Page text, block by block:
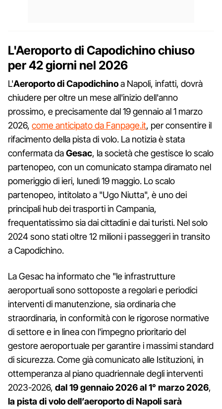
L'Aeroporto di Capodichino chiuso
per 42 giorni nel 2026
L'Aeroporto di Capodichinoa Napoli, infatti, dovrà
chiudere per oltre un mese all'inizio dell'anno
prossimo, e precisamente dal 19 gennaio al 1 marzo
2026, come anticipato da Fanpage.it, per consentire il
rifacimento della pista di volo. La notizia è stata
confermata daGesac, la società che gestisce lo scalo
partenopeo, con un comunicato stampa diramato nel
pomeriggio di ieri, lunedì 19 maggio. Lo scalo
partenopeo, intitolato a "Ugo Niutta", è uno dei
principali hub dei trasporti in Campania,
frequentatissimo sia dai cittadini e dai turisti. Nel solo
2024 sono stati oltre 12 milioni i passeggeri in transito
a Capodichino.
La Gesac ha informato che "le infrastrutture
aeroportuali sono sottoposte a regolari e periodici
interventi di manutenzione, sia ordinaria che
straordinaria, in conformità con le rigorose normative
di settore e in linea con l'impegno prioritario del
gestore aeroportuale per garantire i massimi standard
di sicurezza. Come già comunicato alle Istituzioni, in
ottemperanza al piano quadriennale degli interventi
2023-2026, dal 19 gennaio 2026 al 1° marzo 2026,
la pista di volo dell’aeroporto di Napoli sarà